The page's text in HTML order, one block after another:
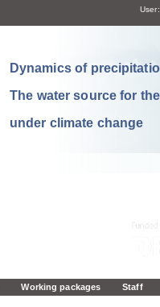
User:
Dynamics of
The water source for
under climate change
Working packages Staff